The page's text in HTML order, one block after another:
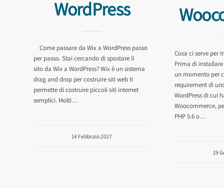
WordPress
Come passare da Wix a WordPress passo
per passo. Stai cercando di spostare il
sito da Wix a WordPress? Wix è un sistema
drag and drop per costruire siti web ti
permette di costruire piccoli siti internet
semplici. Molti…
14 Febbraio 2017
Cosa ci serve per
Prima di
un momento per
requirement di
WordPress di cui
Woocommerce,
PHP 5.6 o…
19